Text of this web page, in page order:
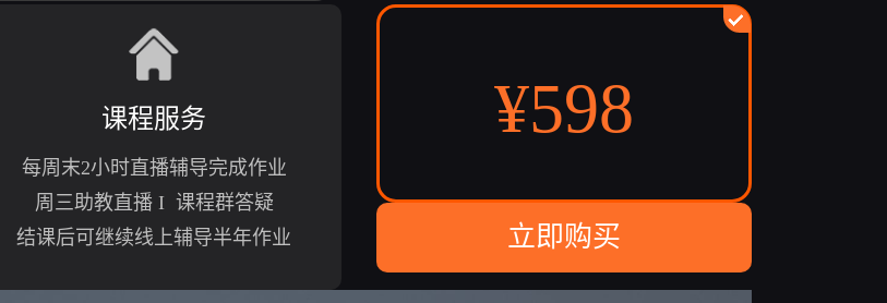
课程服务
每周末2小时直播辅导完成作业
周三助教直播 I 课程群答疑
结课后可继续线上辅导半年作业
¥598
立即购买